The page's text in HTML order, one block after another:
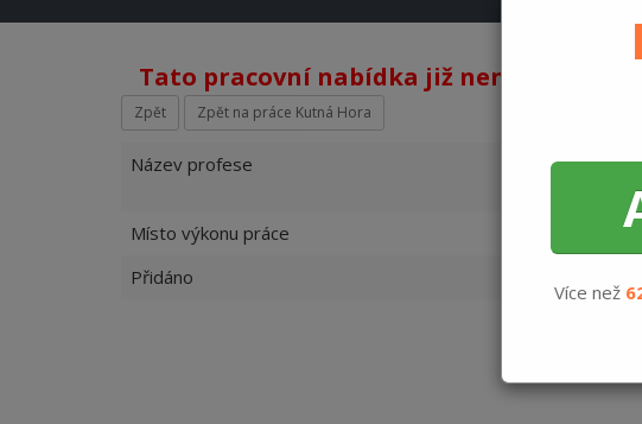
Tato pracovní nabídka již není platná a
Zpět Zpět na práce Kutná Hora
Název profese
Úklid pro
volné
Místo výkonu práce
Kutná Hora
Přidáno
Více než